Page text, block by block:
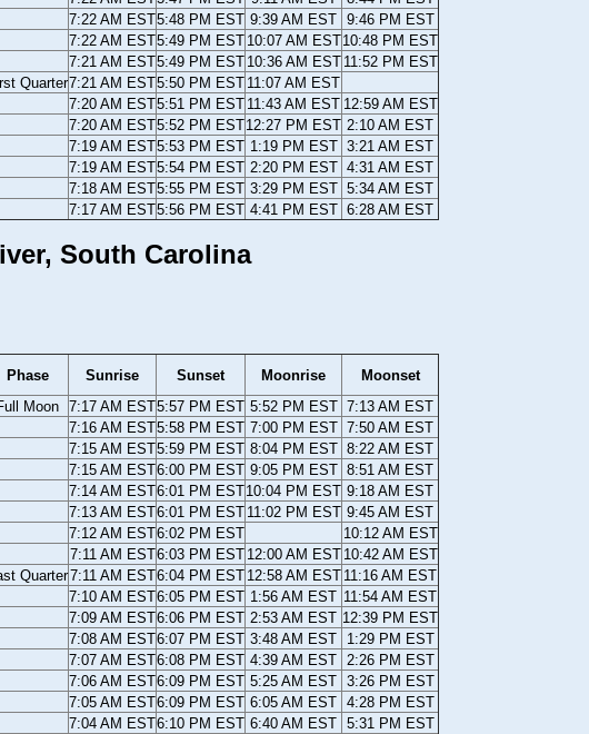
7:22 AM EST5:48 PM EST 9:39 AM EST 9:46 PM EST
7:22 AM EST5:49 PM EST 10:07 AM EST10:48 PM EST
7:21 AM EST5:49 PM EST 10:36 AM EST 11:52 PM EST
Quarter7:21 AM EST5:50 PM EST 11:07 AM EST
7:20 AM EST5:51 PM EST 11:43 AM EST 12:59 AM EST
7:20 AM EST5:52 PM EST12:27 PM EST 2:10 AM EST
7:19 AM EST5:53 PM EST 1:19 PM EST 3:21 AM EST
7:19 AM EST5:54 PM EST 2:20 PM EST 4:31 AM EST
7:18 AM EST5:55 PM EST 3:29 PM EST 5:34 AM EST
7:17 AM EST5:56 PM EST 4:41 PM EST 6:28 AM EST
South Carolina
Phase Sunrise Sunset Moonrise
Moonset
Moon 7:17 AM EST5:57 PM EST 5:52 PM EST 7:13 AM EST
7:16 AM EST5:58 PM EST 7:00 PM EST 7:50 AM EST
7:15 AM EST5:59 PM EST 8:04 PM EST 8:22 AM EST
7:15 AM EST6:00 PM EST 9:05 PM EST 8:51 AM EST
7:14 AM EST6:01 PM EST10:04 PM EST 9:18 AM EST
7:13 AM EST6:01 PM EST 11:02 PM EST 9:45 AM EST
7:12 AM EST6:02 PM EST
10:12 AM EST
7:11 AM EST6:03 PM EST 12:00 AM EST 10:42 AM EST
Quarter7:11 AM EST6:04 PM EST 12:58 AM EST 11:16 AM EST
7:10 AM EST6:05 PM EST 1:56 AM EST 11:54 AM EST
7:09 AM EST6:06 PM EST 2:53 AM EST 12:39 PM EST
7:08 AM EST6:07 PM EST 3:48 AM EST
1:29 PM EST
7:07 AM EST6:08 PM EST 4:39 AM EST
2:26 PM EST
7:06 AM EST6:09 PM EST 5:25 AM EST 3:26 PM EST
7:05 AM EST6:09 PM EST 6:05 AM EST 4:28 PM EST
7:04 AM EST6:10 PM EST 6:40 AM EST 5:31 PM EST